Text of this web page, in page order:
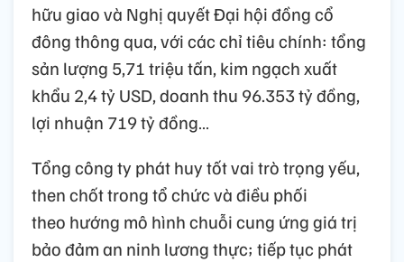
hữu giao và Nghị quyết Đại hội đồng cổ
đông thông qua, với các chỉ tiêu chính: tổng
sản lượng 5,71 triệu tấn, kim ngạch xuất
khẩu 2,4 tỷ USD, doanh thu 96.353 tỷ đồng,
lợi nhuận 719 tỷ đồng…
Tổng công ty phát huy tốt vai trò trọng yếu,
then chốt trong tổ chức và điều phối
theo hướng mô hình chuỗi cung ứng giá trị
bảo đảm an ninh lương thực; tiếp tục phát